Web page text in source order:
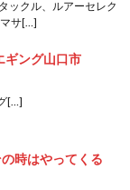
ックル、ルアーセレク
マサ[…]
ギング山口市
[…]
時はやってくる